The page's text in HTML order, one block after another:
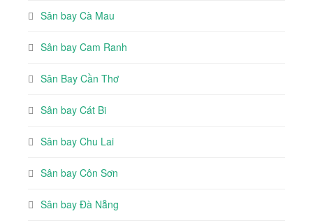
Sân bay Cà Mau
Sân bay Cam Ranh
Sân Bay Cần Thơ
Sân bay Cát Bi
Sân bay Chu Lai
Sân bay Côn Sơn
Sân bay Đà Nẵng